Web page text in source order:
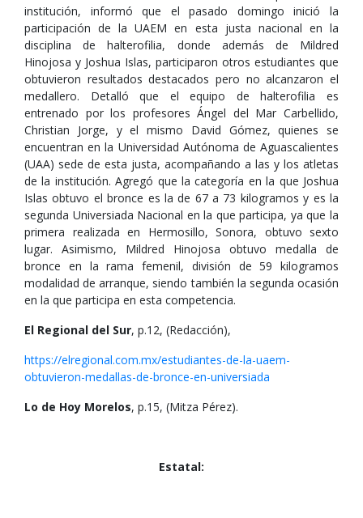
institución, informó que el pasado domingo inició la
participación de la UAEM en esta justa nacional en la
disciplina de halterofilia, donde además de Mildred
Hinojosa y Joshua Islas, participaron otros estudiantes que
obtuvieron resultados destacados pero no alcanzaron el
medallero. Detalló que el equipo de halterofilia es
entrenado por los profesores Ángel del Mar Carbellido,
Christian Jorge, y el mismo David Gómez, quienes se
encuentran en la Universidad Autónoma de Aguascalientes
(UAA) sede de esta justa, acompañando a las y los atletas
de la institución. Agregó que la categoría en la que Joshua
Islas obtuvo el bronce es la de 67 a 73 kilogramos y es la
segunda Universiada Nacional en la que participa, ya que la
primera realizada en Hermosillo, Sonora, obtuvo sexto
lugar. Asimismo, Mildred Hinojosa obtuvo medalla de
bronce en la rama femenil, división de 59 kilogramos
modalidad de arranque, siendo también la segunda ocasión
en la que participa en esta competencia.
El Regional del Sur, p.12, (Redacción),
https://elregional.com.mx/estudiantes-de-la-uaem-
obtuvieron-medallas-de-bronce-en-universiada
Lo de Hoy Morelos, p.15, (Mitza Pérez).
Estatal: